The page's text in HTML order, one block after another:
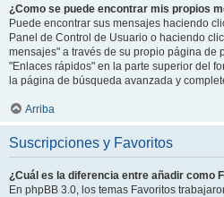
¿Como se puede encontrar mis propios
Puede encontrar sus mensajes haciendo
Panel de Control de Usuario o haciendo
mensajes" a través de su propio página de
"Enlaces rápidos" en la parte superior del
la página de búsqueda avanzada y
Arriba
Suscripciones y Favoritos
¿Cuál es la diferencia entre añadir como
En phpBB 3.0, los temas Favoritos